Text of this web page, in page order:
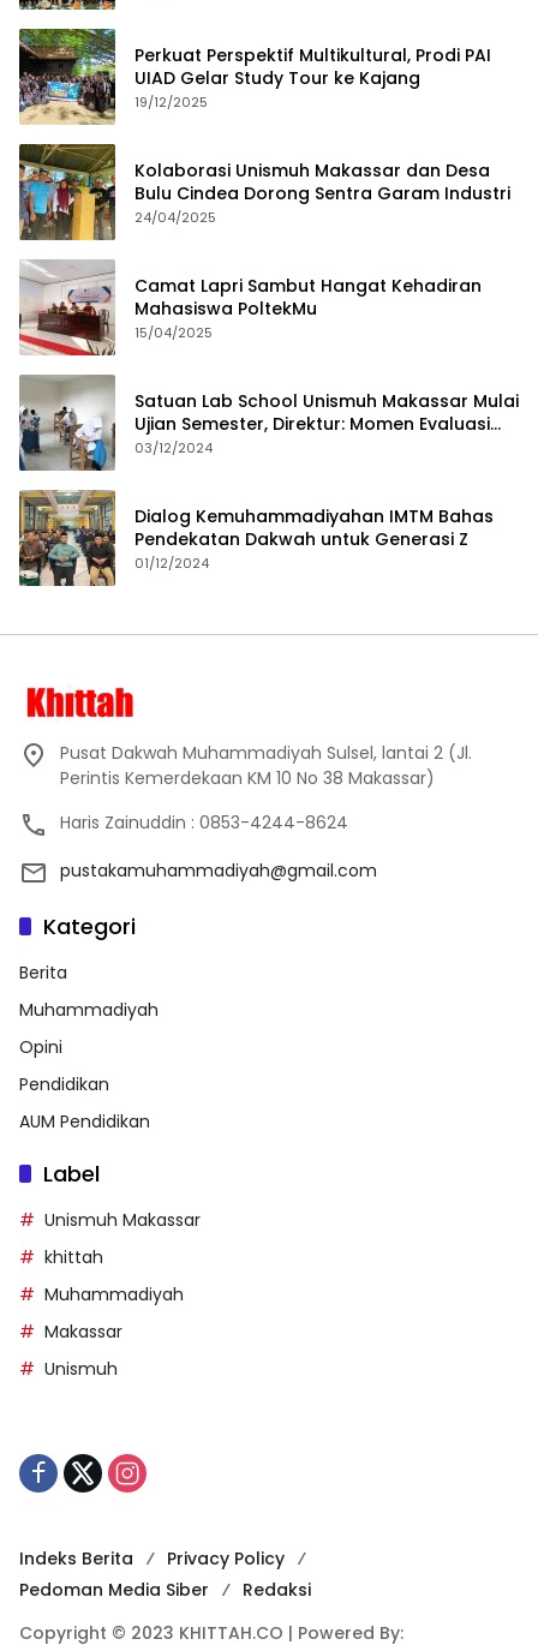
Perkuat Perspektif Multikultural, Prodi PAI
UIAD Gelar Study Tour ke Kajang
19/12/2025
Kolaborasi Unismuh Makassar dan Desa
Bulu Cindea Dorong Sentra Garam Industri
24/04/2025
Camat Lapri Sambut Hangat Kehadiran
Mahasiswa PoltekMu
15/04/2025
Satuan Lab School Unismuh Makassar Mulai
Ujian Semester, Direktur: Momen Evaluasi
Proses Pembelajaran
03/12/2024
Dialog Kemuhammadiyahan IMTM Bahas
Pendekatan Dakwah untuk Generasi Z
01/12/2024
Pusat Dakwah Muhammadiyah Sulsel, lantai 2 (Jl.
Perintis Kemerdekaan KM 10 No 38 Makassar)
Haris Zainuddin : 0853-4244-8624
pustakamuhammadiyah@gmail.com
Kategori
Berita
Muhammadiyah
Opini
Pendidikan
AUM Pendidikan
Label
Unismuh Makassar
khittah
Muhammadiyah
Makassar
Unismuh
Indeks Berita
Privacy Policy
Pedoman Media Siber
Redaksi
Copyright © 2023 KHITTAH.CO | Powered By: